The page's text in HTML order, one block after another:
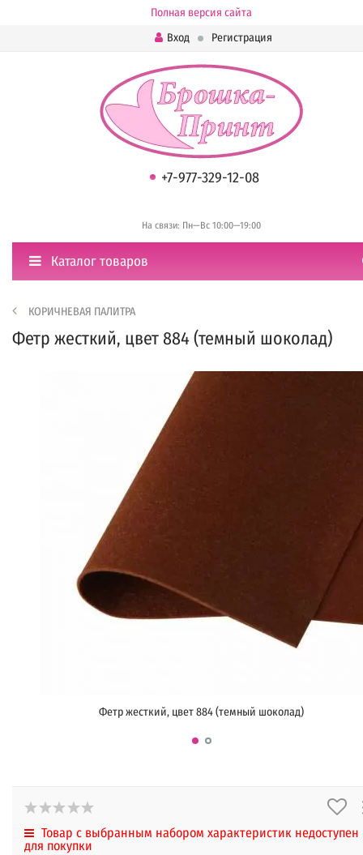
Полная версия сайта
Вход
Регистрация
+7-977-329-12-08
На связи: Пн—Вс 10:00—19:00
Каталог товаров
КОРИЧНЕВАЯ ПАЛИТРА
Фетр жесткий, цвет 884 (темный шоколад)
Фетр жесткий, цвет 884 (темный шоколад)
Товар с выбранным набором характеристик недоступен
для покупки